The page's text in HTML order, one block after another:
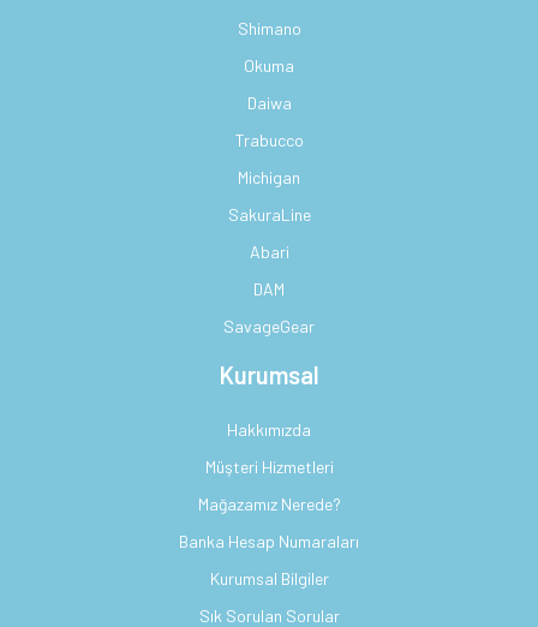
Shimano
Okuma
Daiwa
Trabucco
Michigan
SakuraLine
Abari
DAM
SavageGear
Kurumsal
Hakkımızda
Müşteri Hizmetleri
Mağazamız Nerede?
Banka Hesap Numaraları
Kurumsal Bilgiler
Sık Sorulan Sorular